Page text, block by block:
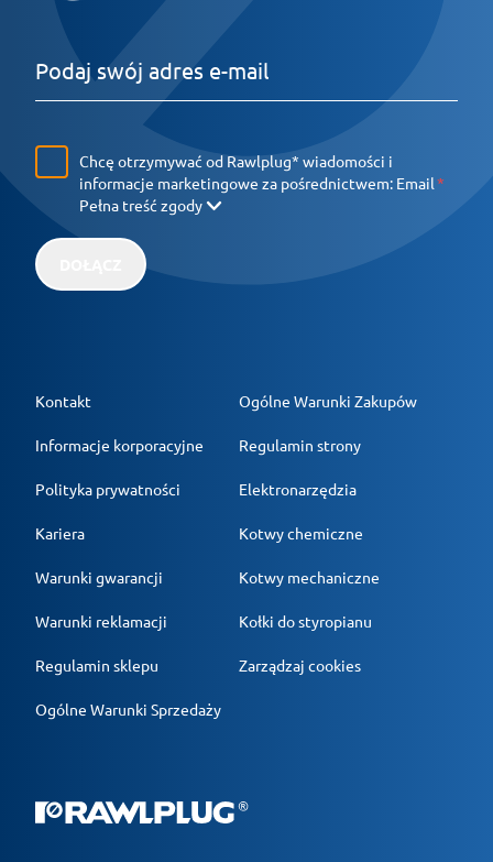
Chcę otrzymywać od Rawlplug* wiadomości i
informacje marketingowe za pośrednictwem: Email
Pełna treść zgody
Kontakt
Informacje korporacyjne
Polityka prywatności
Kariera
Warunki gwarancji
Warunki reklamacji
Regulamin sklepu
Ogólne Warunki Sprzedaży
Ogólne Warunki Zakupów
Regulamin strony
Elektronarzędzia
Kotwy chemiczne
Kotwy mechaniczne
Kołki do styropianu
Zarządzaj cookies